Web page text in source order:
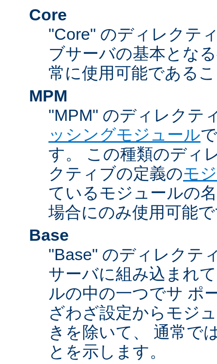
Core
"Core" のディレクテ
ブサーバの基本とな
常に使用可能である
MPM
"MPM" のディレクテ
ッシングモジュール
す。 この種類のディ
クティブの定義のモ
ているモジュールの
場合にのみ使用可能
Base
"Base" のディレクテ
サーバに組み込まれ
ルの中の一つでサ ポ
ざわざ設定からモジ
きを除いて、 通常で
とを示します。